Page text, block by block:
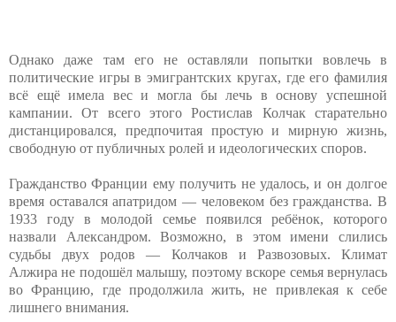
Однако даже там его не оставляли попытки вовлечь в
политические игры в эмигрантских кругах, где его фамилия
всё ещё имела вес и могла бы лечь в основу успешной
кампании. От всего этого Ростислав Колчак старательно
дистанцировался, предпочитая простую и мирную жизнь,
свободную от публичных ролей и идеологических споров.
Гражданство Франции ему получить не удалось, и он долгое
время оставался апатридом — человеком без гражданства. В
1933 году в молодой семье появился ребёнок, которого
назвали Александром. Возможно, в этом имени слились
судьбы двух родов — Колчаков и Развозовых. Климат
Алжира не подошёл малышу, поэтому вскоре семья вернулась
во Францию, где продолжила жить, не привлекая к себе
лишнего внимания.